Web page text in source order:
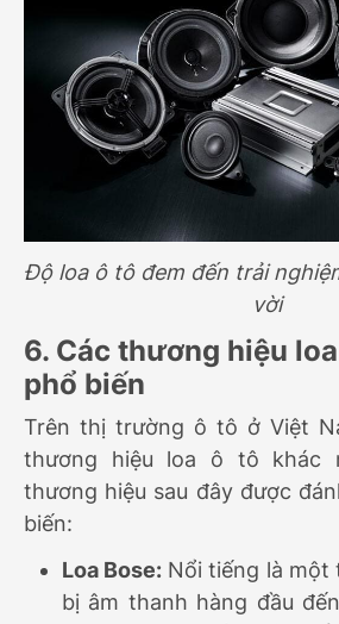
Độ loa ô tô đem đến trải
vời
6. Các thương hiệu
phổ biến
Trên thị trường ô tô ở Việt
thương hiệu loa ô tô khác
thương hiệu sau đây được
biến:
Loa Bose: Nổi tiếng là một
bị âm thanh hàng đầu